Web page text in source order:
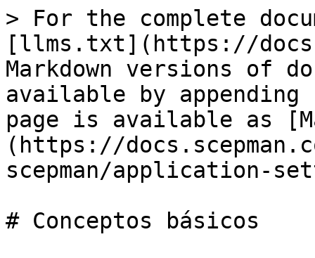
> For the complete
[llms.txt](https://
Markdown versions of
available by
page is available as
(https://
scepman/application-
# Conceptos básicos